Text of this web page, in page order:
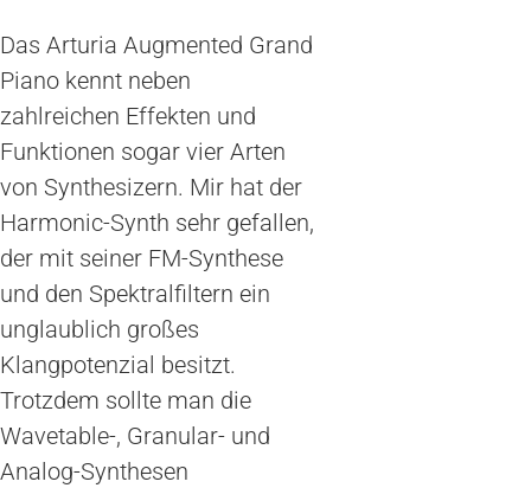
Das Arturia Augmented Grand
Piano kennt neben
zahlreichen Effekten und
Funktionen sogar vier Arten
von Synthesizern. Mir hat der
Harmonic-Synth sehr gefallen,
der mit seiner FM-Synthese
und den Spektralfiltern ein
unglaublich großes
Klangpotenzial besitzt.
Trotzdem sollte man die
Wavetable-, Granular- und
Analog-Synthesen